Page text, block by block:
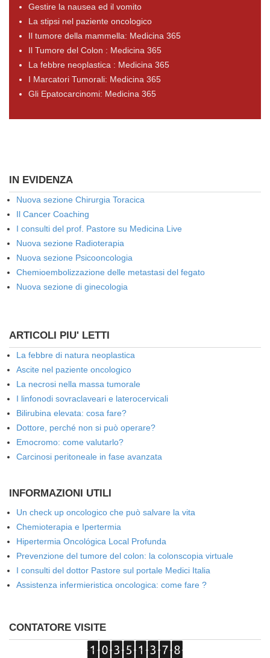
Gestire la nausea ed il vomito
La stipsi nel paziente oncologico
Il tumore della mammella: Medicina 365
Il Tumore del Colon : Medicina 365
La febbre neoplastica : Medicina 365
I Marcatori Tumorali: Medicina 365
Gli Epatocarcinomi: Medicina 365
IN EVIDENZA
Nuova sezione Chirurgia Toracica
Il Cancer Coaching
I consulti del prof. Pastore su Medicina Live
Nuova sezione Radioterapia
Nuova sezione Psicooncologia
Chemioembolizzazione delle metastasi del fegato
Nuova sezione di ginecologia
ARTICOLI PIU' LETTI
La febbre di natura neoplastica
Ascite nel paziente oncologico
La necrosi nella massa tumorale
I linfonodi sovraclaveari e laterocervicali
Bilirubina elevata: cosa fare?
Dottore, perché non si può operare?
Emocromo: come valutarlo?
Carcinosi peritoneale in fase avanzata
INFORMAZIONI UTILI
Un check up oncologico che può salvare la vita
Chemioterapia e Ipertermia
Hipertermia Oncológica Local Profunda
Prevenzione del tumore del colon: la colonscopia virtuale
I consulti del dottor Pastore sul portale Medici Italia
Assistenza infermieristica oncologica: come fare ?
CONTATORE VISITE